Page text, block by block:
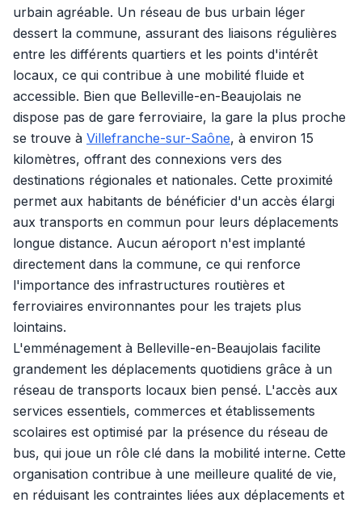
urbain agréable. Un réseau de bus urbain léger
dessert la commune, assurant des liaisons régulières
entre les différents quartiers et les points d'intérêt
locaux, ce qui contribue à une mobilité fluide et
accessible. Bien que Belleville-en-Beaujolais ne
dispose pas de gare ferroviaire, la gare la plus proche
se trouve à Villefranche-sur-Saône, à environ 15
kilomètres, offrant des connexions vers des
destinations régionales et nationales. Cette proximité
permet aux habitants de bénéficier d'un accès élargi
aux transports en commun pour leurs déplacements
longue distance. Aucun aéroport n'est implanté
directement dans la commune, ce qui renforce
l'importance des infrastructures routières et
ferroviaires environnantes pour les trajets plus
lointains.
L'emménagement à Belleville-en-Beaujolais facilite
grandement les déplacements quotidiens grâce à un
réseau de transports locaux bien pensé. L'accès aux
services essentiels, commerces et établissements
scolaires est optimisé par la présence du réseau de
bus, qui joue un rôle clé dans la mobilité interne. Cette
organisation contribue à une meilleure qualité de vie,
en réduisant les contraintes liées aux déplacements et